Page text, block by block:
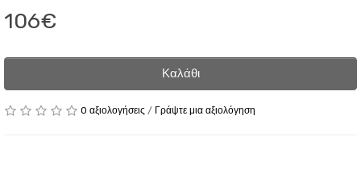
106€
Καλάθι
0 αξιολογήσεις / Γράψτε μια αξιολόγηση